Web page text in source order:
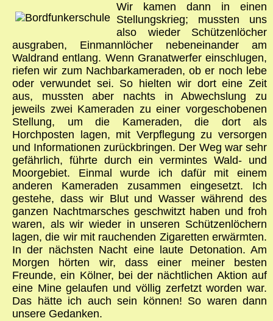
Wir kamen dann in einen
Stellungskrieg; mussten uns
also wieder Schützenlöcher
ausgraben, Einmannlöcher nebeneinander am
Waldrand entlang. Wenn Granatwerfer einschlugen,
riefen wir zum Nachbarkameraden, ob er noch lebe
oder verwundet sei. So hielten wir dort eine Zeit
aus, mussten aber nachts in Abwechslung zu
jeweils zwei Kameraden zu einer vorgeschobenen
Stellung, um die Kameraden, die dort als
Horchposten lagen, mit Verpflegung zu versorgen
und Informationen zurückbringen. Der Weg war sehr
gefährlich, führte durch ein vermintes Wald- und
Moorgebiet. Einmal wurde ich dafür mit einem
anderen Kameraden zusammen eingesetzt. Ich
gestehe, dass wir Blut und Wasser während des
ganzen Nachtmarsches geschwitzt haben und froh
waren, als wir wieder in unseren Schützenlöchern
lagen, die wir mit rauchenden Zigaretten erwärmten.
In der nächsten Nacht eine laute Detonation. Am
Morgen hörten wir, dass einer meiner besten
Freunde, ein Kölner, bei der nächtlichen Aktion auf
eine Mine gelaufen und völlig zerfetzt worden war.
Das hätte ich auch sein können! So waren dann
unsere Gedanken.